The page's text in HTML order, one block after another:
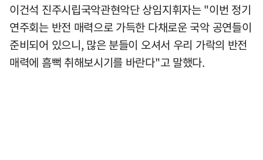
이건석 진주시립국악관현악단 상임지휘자는 "이번 정기
연주회는 반전 매력으로 가득한 다채로운 국악 공연들이
준비되어 있으니, 많은 분들이 오셔서 우리 가락의 반전
매력에 흠뻑 취해보시기를 바란다"고 말했다.